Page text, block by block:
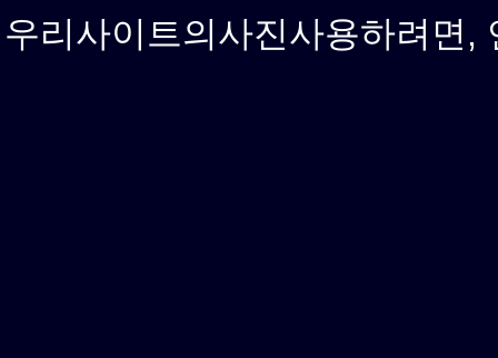
우리사이트의사진사용하려면,